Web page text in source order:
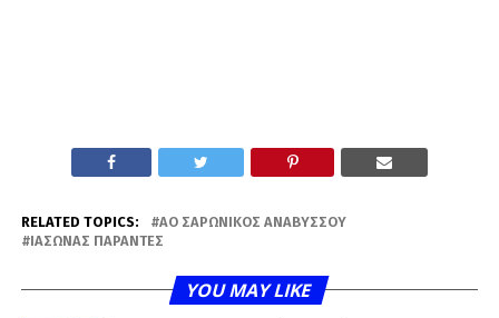
RELATED TOPICS:
ΑΟ ΣΑΡΩΝΙΚΌΣ ΑΝΑΒΎΣΣΟΥ
ΙΆΣΩΝΑΣ ΠΑΡΑΝΤΈΣ
YOU MAY LIKE